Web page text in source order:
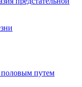
половым путем